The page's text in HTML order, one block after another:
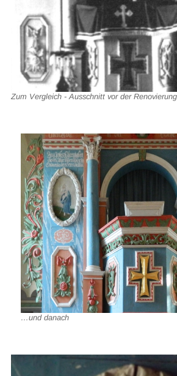
Zum Vergleich - Ausschnitt vor der
…und danach